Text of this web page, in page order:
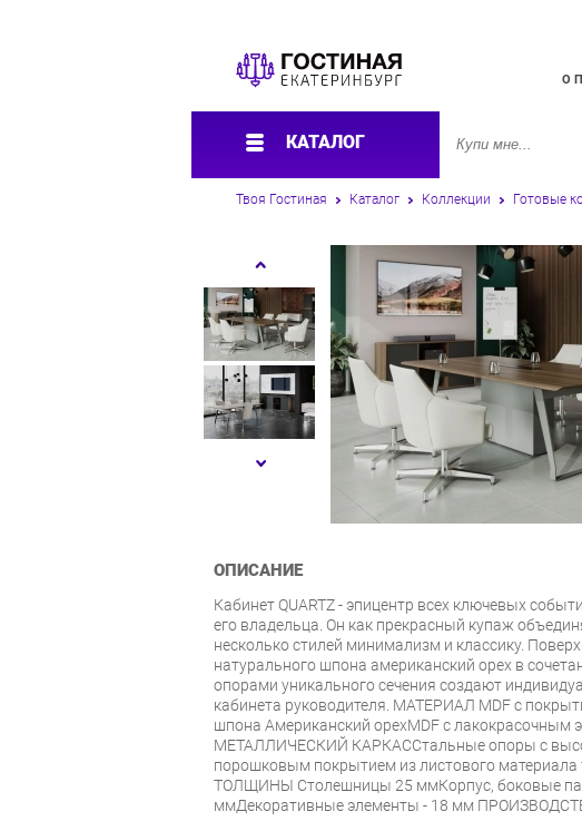
О
КАТАЛОГ
Твоя Гостиная Каталог Коллекции Готовые
ОПИСАНИЕ
Кабинет QUARTZ - эпицентр всех ключевых
его владельца. Он как прекрасный купаж
несколько стилей минимализм и классику.
натурального шпона американский орех в
опорами уникального сечения создают
кабинета руководителя. МАТЕРИАЛ MDF с
шпона Американский орехMDF с
МЕТАЛЛИЧЕСКИЙ КАРКАССтальные опоры с
порошковым покрытием из листового материала
ТОЛЩИНЫ Столешницы 25 ммКорпус, боковые
ммДекоративные элементы - 18 мм